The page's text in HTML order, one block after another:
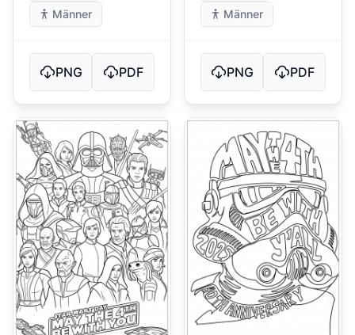
Männer
PNG PDF
Männer
PNG PDF